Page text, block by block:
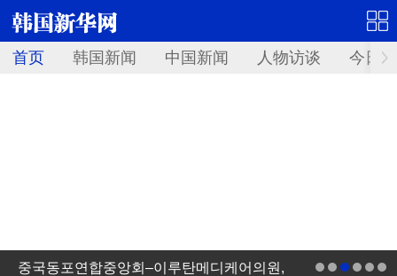
首页 韩国新闻 中国新闻 人物访谈 今日
중국동포연합중앙회–이루탄메디케어의원,